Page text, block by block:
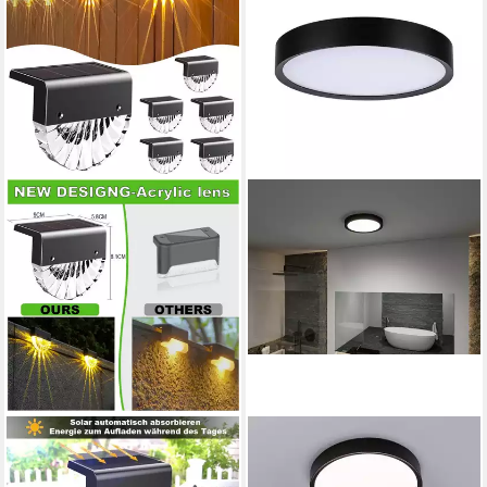
N NORA TWIPS
LED Solarleuchte LED
PAULMANN
LED Deckenleuchte Selection